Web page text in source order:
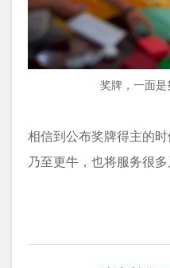
奖牌，一面
相信到公布奖牌得主的时
乃至更牛，也将服务很